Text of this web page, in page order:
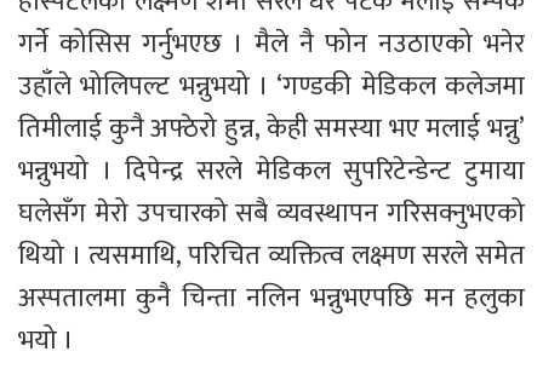
गर्ने कोसिस गर्नुभएछ । मैले नै फोन नउठाएको भनेर
उहाँले भोलिपल्ट भन्नुभयो । ‘गण्डकी मेडिकल कलेजमा
तिमीलाई कुनै अफ्ठेरो हुन्न, केही समस्या भए मलाई भन्नु’
भन्नुभयो । दिपेन्द्र सरले मेडिकल सुपरिटेन्डेन्ट टुमाया
घलेसँग मेरो उपचारको सबै व्यवस्थापन गरिसक्नुभएको
थियो । त्यसमाथि, परिचित व्यक्तित्व लक्ष्मण सरले समेत
अस्पतालमा कुनै चिन्ता नलिन भन्नुभएपछि मन हलुका
भयो ।